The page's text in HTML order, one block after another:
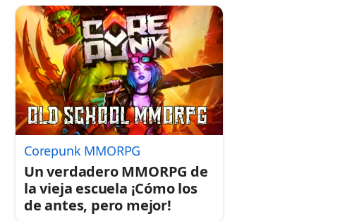
Corepunk MMORPG
Un verdadero MMORPG de
la vieja escuela ¡Cómo los
de antes, pero mejor!